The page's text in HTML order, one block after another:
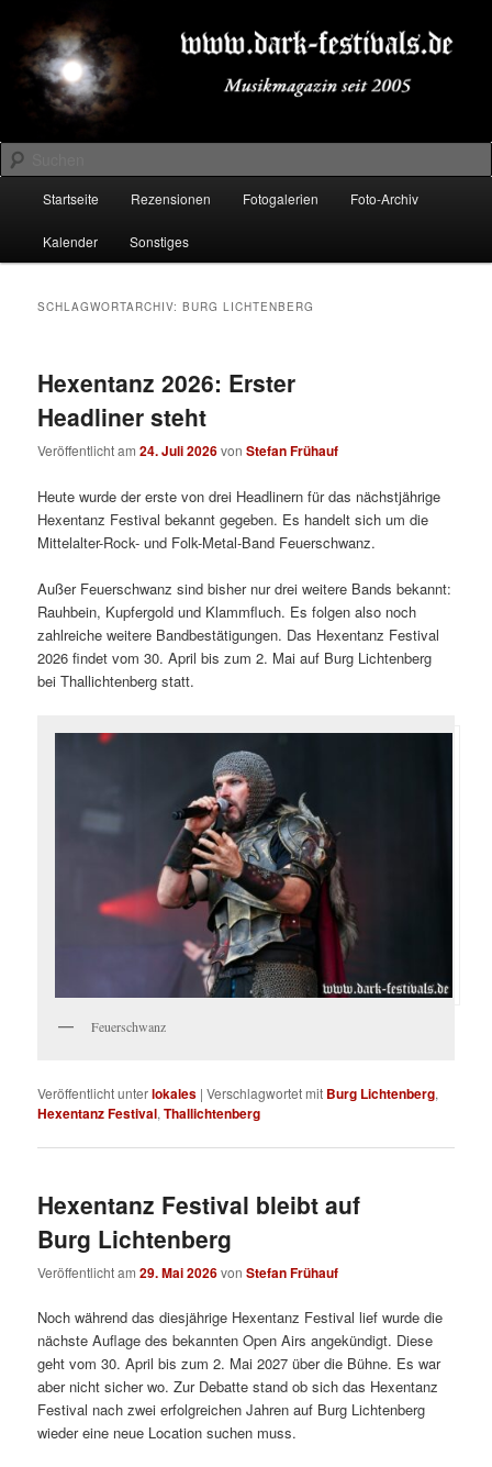
primären
Inhalt
springen
sekundären
Inhalt
springenDARK-FESTIVALS.DE
Suchen
Startseite Rezensionen Fotogalerien Foto-Archiv
Kalender Sonstiges
SCHLAGWORTARCHIV:BURG LICHTENBERG
Hexentanz 2026: Erster
Headliner steht
Veröffentlicht am24. Juli 2026vonStefan Frühauf
Heute wurde der erste von drei Headlinern für das nächstjährige
Hexentanz Festival bekannt gegeben. Es handelt sich um die
Mittelalter-Rock- und Folk-Metal-Band Feuerschwanz.
Außer Feuerschwanz sind bisher nur drei weitere Bands bekannt:
Rauhbein, Kupfergold und Klammfluch. Es folgen also noch
zahlreiche weitere Bandbestätigungen. Das Hexentanz Festival
2026 findet vom 30. April bis zum 2. Mai auf Burg Lichtenberg
bei Thallichtenberg statt.
Feuerschwanz
Veröffentlicht unterlokales |Verschlagwortet mit Burg Lichtenberg,
Hexentanz Festival,Thallichtenberg
Hexentanz Festival bleibt auf
Burg Lichtenberg
Veröffentlicht am29. Mai 2026vonStefan Frühauf
Noch während das diesjährige Hexentanz Festival lief wurde die
nächste Auflage des bekannten Open Airs angekündigt. Diese
geht vom 30. April bis zum 2. Mai 2027 über die Bühne. Es war
aber nicht sicher wo. Zur Debatte stand ob sich das Hexentanz
Festival nach zwei erfolgreichen Jahren auf Burg Lichtenberg
wieder eine neue Location suchen muss.